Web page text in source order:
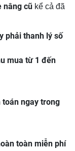
nâng cũ kể cả đã
phải thanh lý số
mua từ 1 đến
toán ngay trong
toàn miễn phí